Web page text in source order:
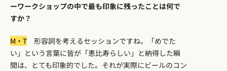
ーワークショップの中で最も印象に残ったことは何で
すか？
M・T 形容詞を考えるセッションですね。「めでた
い」という言葉に皆が「恵比寿らしい」と納得した瞬
間は、とても印象的でした。それが実際にビールのコン